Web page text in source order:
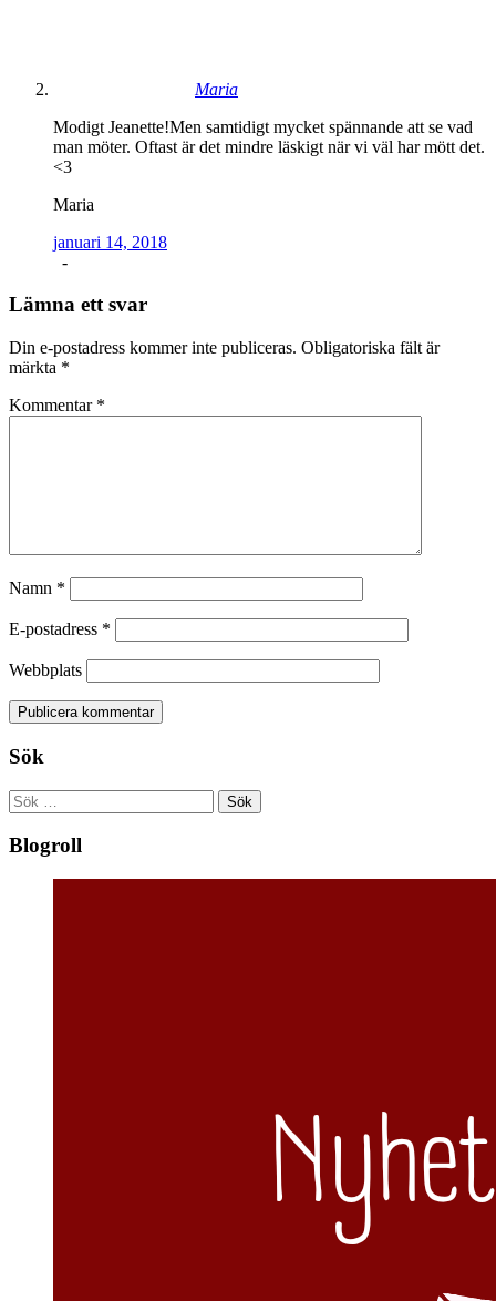
Maria
Modigt Jeanette!Men samtidigt mycket spännande att se vad
man möter. Oftast är det mindre läskigt när vi väl har mött det.
<3
Maria
januari 14, 2018
-
Lämna ett svar
Din e-postadress kommer inte publiceras. Obligatoriska fält är
märkta *
Kommentar *
Namn *
E-postadress *
Webbplats
Sök
Sök
efter:
Blogroll